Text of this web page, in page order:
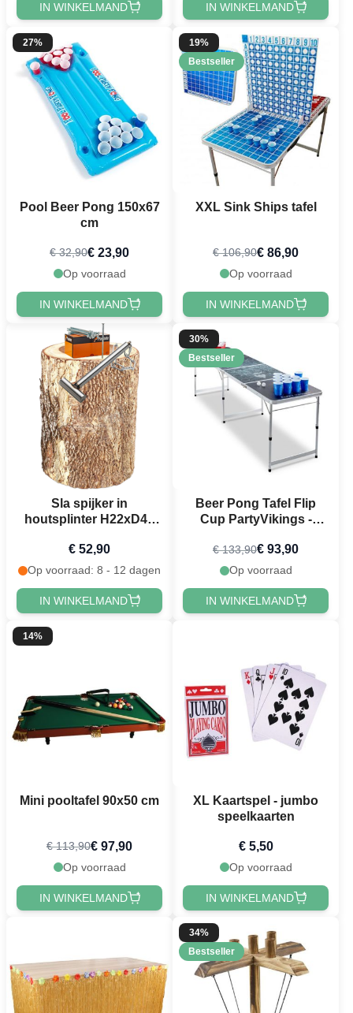
IN WINKELMAND IN WINKELMAND
27%
Pool Beer Pong 150x67
cm
€ 32,90€ 23,90
Op voorraad
IN WINKELMAND
19%
Bestseller
XXL Sink Ships tafel
€ 106,90€ 86,90
Op voorraad
IN WINKELMAND
Sla spijker in
houtsplinter H22xD40
€ 52,90
Op voorraad: 8 - 12 dagen
IN WINKELMAND
30%
Bestseller
Beer Pong Tafel Flip
Cup PartyVikings -
€ 133,90€ 93,90
Op voorraad
IN WINKELMAND
14%
Mini pooltafel 90x50 cm
€ 113,90€ 97,90
Op voorraad
IN WINKELMAND
XL Kaartspel - jumbo
speelkaarten
€ 5,50
Op voorraad
IN WINKELMAND
34%
Bestseller